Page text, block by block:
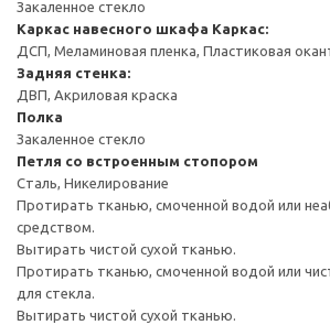
Закаленное стекло
Каркас навесного шкафа Каркас:
ДСП, Меламиновая пленка, Пластиковая
Задняя стенка:
ДВП, Акриловая краска
Полка
Закаленное стекло
Петля со встроенным стопором
Сталь, Никелирование
Протирать тканью, смоченной водой или
средством.
Вытирать чистой сухой тканью.
Протирать тканью, смоченной водой или
для стекла.
Вытирать чистой сухой тканью.